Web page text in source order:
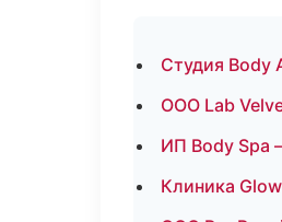
Студия
ООО Lab
ИП Body Spa
Клиника